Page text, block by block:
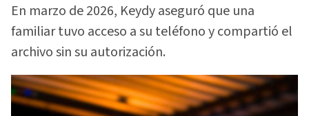
En marzo de 2026, Keydy aseguró que una
familiar tuvo acceso a su teléfono y compartió el
archivo sin su autorización.